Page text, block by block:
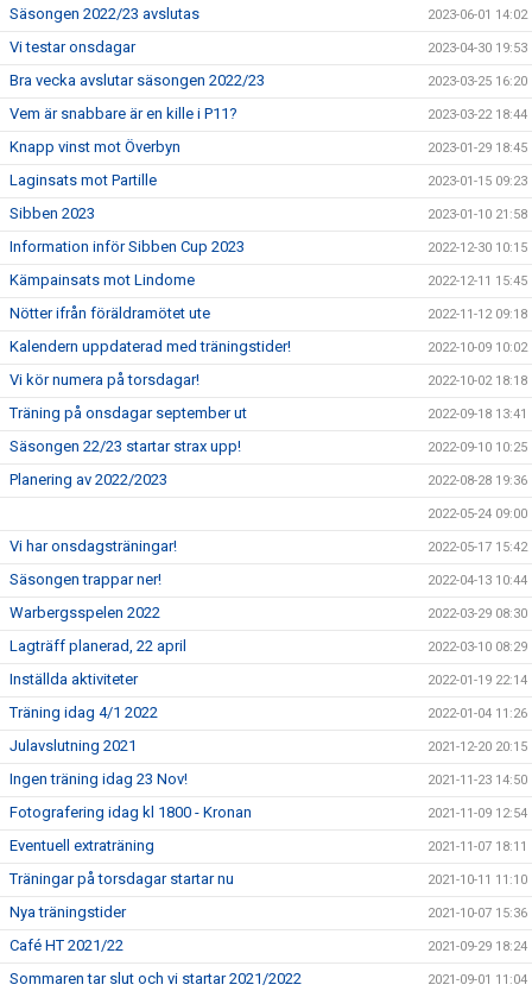
Säsongen 2022/23 avslutas 2023-06-01 14:02
Vi testar onsdagar 2023-04-30 19:53
Bra vecka avslutar säsongen 2022/23 2023-03-25 16:20
Vem är snabbare är en kille i P11? 2023-03-22 18:44
Knapp vinst mot Överbyn 2023-01-29 18:45
Laginsats mot Partille 2023-01-15 09:23
Sibben 2023 2023-01-10 21:58
Information inför Sibben Cup 2023 2022-12-30 10:15
Kämpainsats mot Lindome 2022-12-11 15:45
Nötter ifrån föräldramötet ute 2022-11-12 09:18
Kalendern uppdaterad med träningstider! 2022-10-09 10:02
Vi kör numera på torsdagar! 2022-10-02 18:18
Träning på onsdagar september ut 2022-09-18 13:41
Säsongen 22/23 startar strax upp! 2022-09-10 10:25
Planering av 2022/2023 2022-08-28 19:36
2022-05-24 09:00
Vi har onsdagsträningar! 2022-05-17 15:42
Säsongen trappar ner! 2022-04-13 10:44
Warbergsspelen 2022 2022-03-29 08:30
Lagträff planerad, 22 april 2022-03-10 08:29
Inställda aktiviteter 2022-01-19 22:14
Träning idag 4/1 2022 2022-01-04 11:26
Julavslutning 2021 2021-12-20 20:15
Ingen träning idag 23 Nov! 2021-11-23 14:50
Fotografering idag kl 1800 - Kronan 2021-11-09 12:54
Eventuell extraträning 2021-11-07 18:11
Träningar på torsdagar startar nu 2021-10-11 11:10
Nya träningstider 2021-10-07 15:36
Café HT 2021/22 2021-09-29 18:24
Sommaren tar slut och vi startar 2021/2022 2021-09-01 11:04